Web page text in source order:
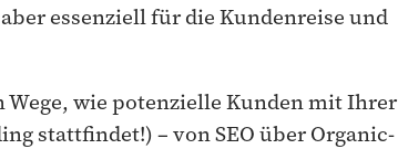
essenziell für die Kundenreise und
wie potenzielle Kunden mit Ihrer
stattfindet!) – von SEO über Organic-